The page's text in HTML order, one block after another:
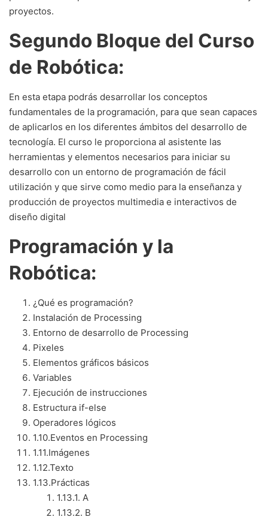
proyectos.
Segundo Bloque del Curso
de Robótica:
En esta etapa podrás desarrollar los conceptos
fundamentales de la programación, para que sean capaces
de aplicarlos en los diferentes ámbitos del desarrollo de
tecnología. El curso le proporciona al asistente las
herramientas y elementos necesarios para iniciar su
desarrollo con un entorno de programación de fácil
utilización y que sirve como medio para la enseñanza y
producción de proyectos multimedia e interactivos de
diseño digital
Programación y la
Robótica:
¿Qué es programación?
Instalación de Processing
Entorno de desarrollo de Processing
Pixeles
Elementos gráficos básicos
Variables
Ejecución de instrucciones
Estructura if-else
Operadores lógicos
1.10.Eventos en Processing
1.11.Imágenes
1.12.Texto
1.13.Prácticas
1.13.1. A
1.13.2. B